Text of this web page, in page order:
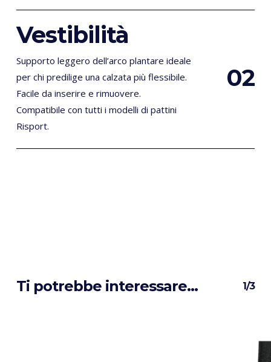
Vestibilità
Supporto leggero dell’arco plantare ideale
per chi predilige una calzata più flessibile.
Facile da inserire e rimuovere.
Compatibile con tutti i modelli di pattini
Risport.
02
Ti potrebbe interessare… 1/3